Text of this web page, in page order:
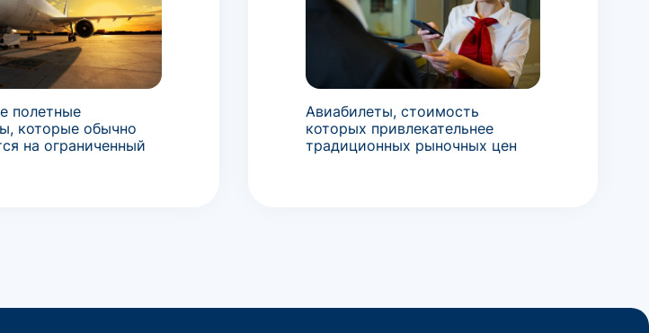
полетные
которые обычно
на ограниченный
Авиабилеты, стоимость
которых привлекательнее
традиционных рыночных цен